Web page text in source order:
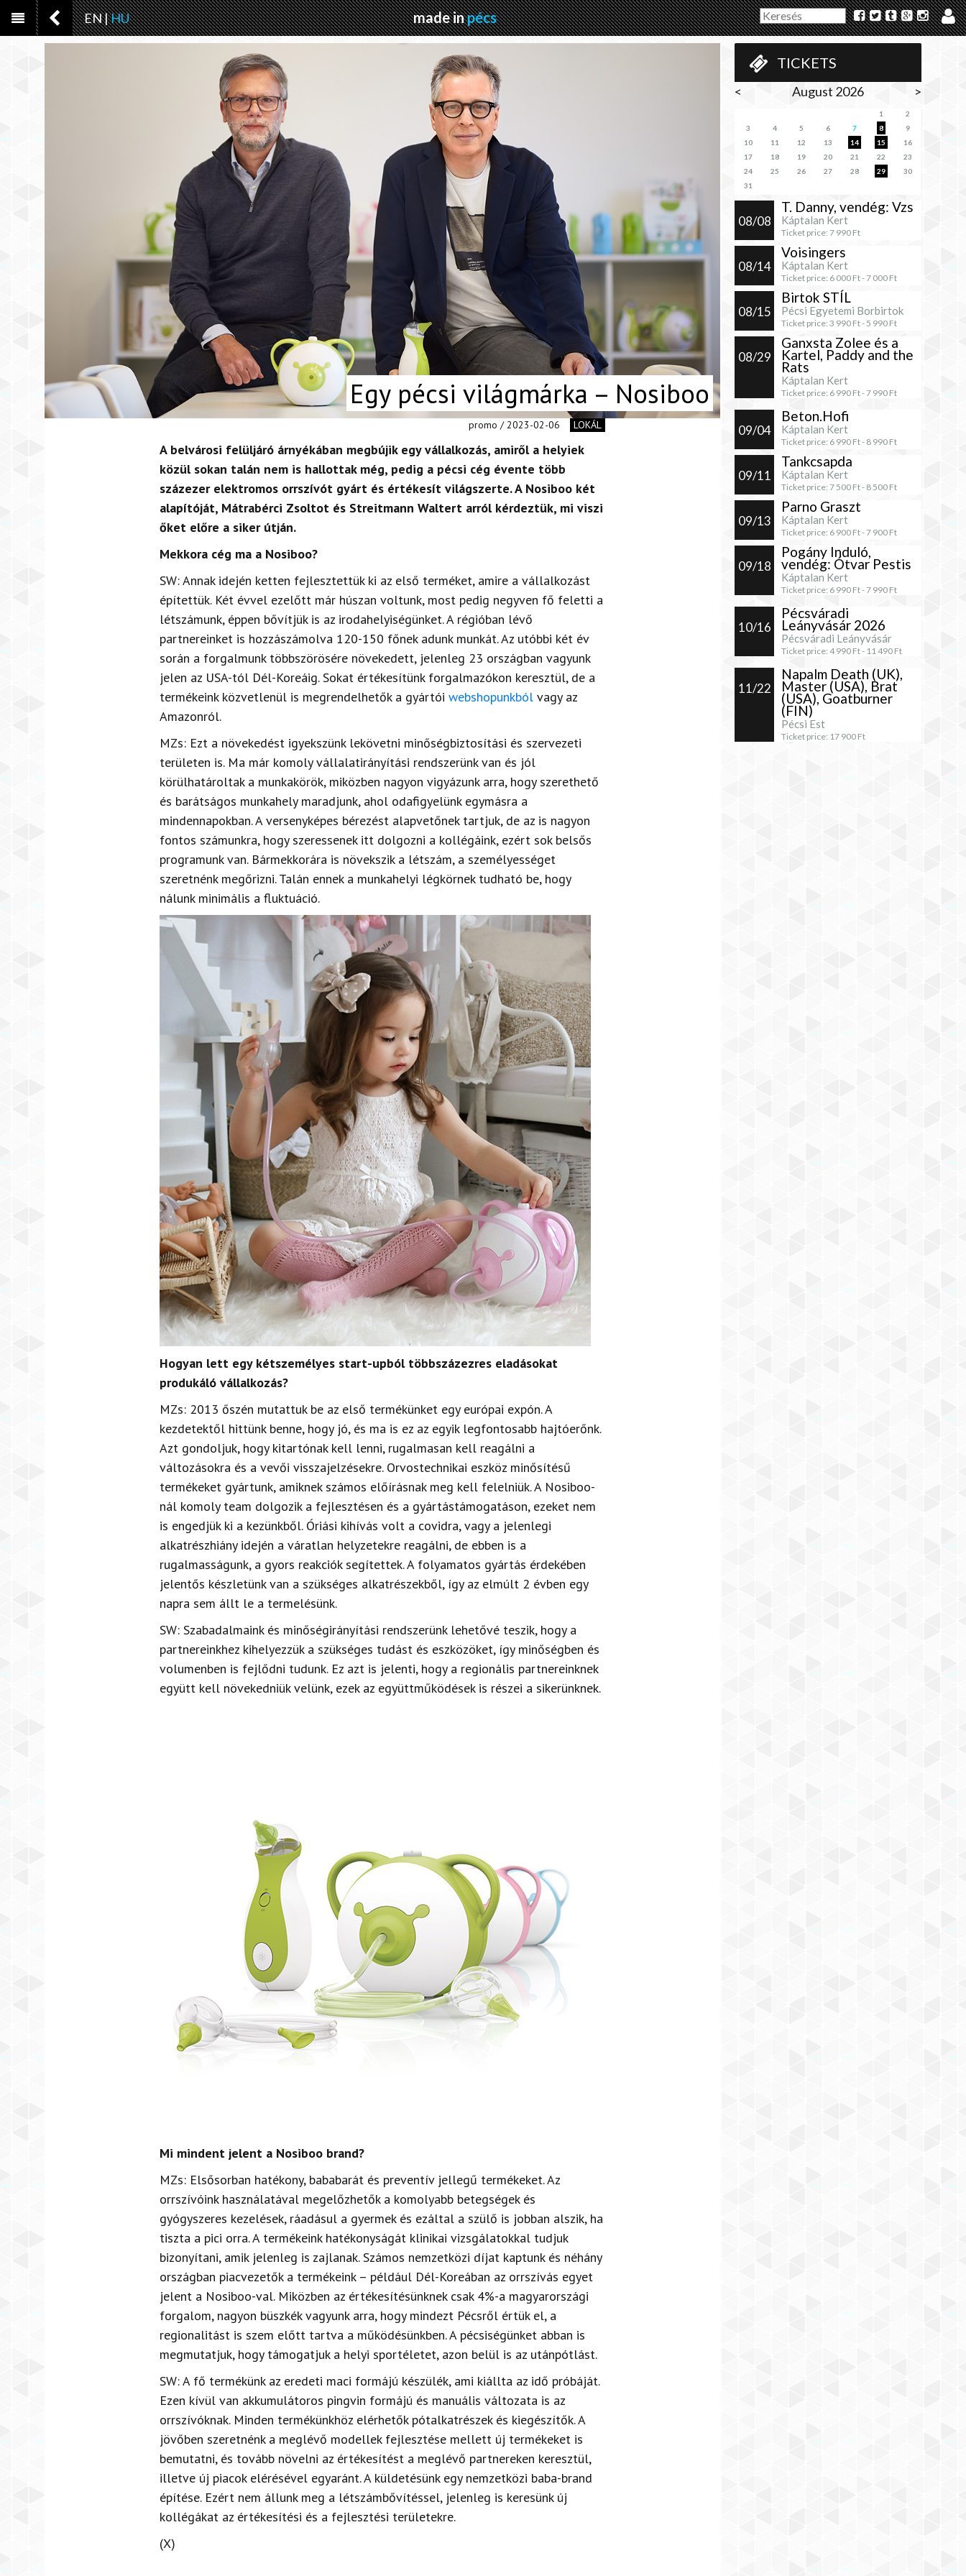
EN|HU made inpécs
TICKETS
< August 2026 >
1
2
3
4 5 6 7 8
9
10
11 12 13 14 15
16
17
18 19 20 21 22
23
24
25 26 27 28 29
30
31
08/08
T. Danny, vendég: Vzs
Káptalan Kert
Ticket price: 7 990 Ft
08/14
Voisingers
Káptalan Kert
Ticket price: 6 000 Ft -7 000 Ft
08/15
Birtok STÍL
Pécsi Egyetemi Borbirtok
Ticket price: 3 990 Ft - 5 990 Ft
08/29
Ganxsta Zolee és a
Kartel, Paddy and the
Rats
Káptalan Kert
Ticket price: 6 990 Ft -7 990 Ft
09/04
Beton.Hofi
Káptalan Kert
Ticket price: 6 990 Ft - 8 990 Ft
09/11
Tankcsapda
Káptalan Kert
Ticket price: 7 500 Ft - 8 500 Ft
09/13
Parno Graszt
Káptalan Kert
Ticket price: 6 900 Ft -7 900 Ft
09/18
Pogány Induló,
vendég: Ótvar Pestis
Káptalan Kert
Ticket price: 6 990 Ft -7 990 Ft
10/16
Pécsváradi
Leányvásár 2026
Pécsváradi Leányvásár
Ticket price: 4 990 Ft - 11 490 Ft
11/22
Napalm Death (UK),
Master (USA), Brat
(USA), Goatburner
(FIN)
Pécsi Est
Ticket price: 17 900 Ft
Egy pécsi világmárka – Nosiboo
promo / 2023-02-06 LOKÁL
A belvárosi felüljáró árnyékában megbújik egy vállalkozás, amiről a helyiek
közül sokan talán nem is hallottak még, pedig a pécsi cég évente több
százezer elektromos orrszívót gyárt és értékesít világszerte. A Nosiboo két
alapítóját, Mátrabérci Zsoltot és Streitmann Waltert arról kérdeztük, mi viszi
őket előre a siker útján.
Mekkora cég ma a Nosiboo?
SW: Annak idején ketten fejlesztettük ki az első terméket, amire a vállalkozást
építettük. Két évvel ezelőtt már húszan voltunk, most pedig negyven fő feletti a
létszámunk, éppen bővítjük is az irodahelyiségünket. A régióban lévő
partnereinket is hozzászámolva 120-150 főnek adunk munkát. Az utóbbi két év
során a forgalmunk többszörösére növekedett, jelenleg 23 országban vagyunk
jelen az USA-tól Dél-Koreáig. Sokat értékesítünk forgalmazókon keresztül, de a
termékeink közvetlenül is megrendelhetők a gyártói webshopunkból vagy az
Amazonról.
MZs: Ezt a növekedést igyekszünk lekövetni minőségbiztosítási és szervezeti
területen is. Ma már komoly vállalatirányítási rendszerünk van és jól
körülhatároltak a munkakörök, miközben nagyon vigyázunk arra, hogy szerethető
és barátságos munkahely maradjunk, ahol odafigyelünk egymásra a
mindennapokban. A versenyképes bérezést alapvetőnek tartjuk, de az is nagyon
fontos számunkra, hogy szeressenek itt dolgozni a kollégáink, ezért sok belsős
programunk van. Bármekkorára is növekszik a létszám, a személyességet
szeretnénk megőrizni. Talán ennek a munkahelyi légkörnek tudható be, hogy
nálunk minimális a fluktuáció.
Hogyan lett egy kétszemélyes start-upból többszázezres eladásokat
produkáló vállalkozás?
MZs: 2013 őszén mutattuk be az első termékünket egy európai expón. A
kezdetektől hittünk benne, hogy jó, és ma is ez az egyik legfontosabb hajtóerőnk.
Azt gondoljuk, hogy kitartónak kell lenni, rugalmasan kell reagálni a
változásokra és a vevői visszajelzésekre. Orvostechnikai eszköz minősítésű
termékeket gyártunk, amiknek számos előírásnak meg kell felelniük. A Nosiboo-
nál komoly team dolgozik a fejlesztésen és a gyártástámogatáson, ezeket nem
is engedjük ki a kezünkből. Óriási kihívás volt a covidra,vagy a jelenlegi
alkatrészhiány idején a váratlan helyzetekre reagálni, de ebben is a
rugalmasságunk, a gyors reakciók segítettek.A folyamatos gyártás érdekében
jelentős készletünk van a szükséges alkatrészekből, így az elmúlt 2 évben egy
napra sem állt le a termelésünk.
SW: Szabadalmaink és minőségirányítási rendszerünk lehetővé teszik, hogy a
partnereinkhez kihelyezzük a szükséges tudást és eszközöket, így minőségben és
volumenben is fejlődni tudunk. Ez azt is jelenti, hogy a regionális partnereinknek
együtt kell növekedniük velünk, ezek az együttműködések is részei a sikerünknek.
Mi mindent jelent a Nosiboo brand?
MZs: Elsősorban hatékony, bababarát és preventív jellegű termékeket. Az
orrszívóink használatával megelőzhetők a komolyabb betegségek és
gyógyszeres kezelések, ráadásul a gyermek és ezáltal a szülő is jobban alszik, ha
tiszta a pici orra.A termékeink hatékonyságát klinikai vizsgálatokkal tudjuk
bizonyítani, amik jelenleg is zajlanak. Számos nemzetközi díjat kaptunk és néhány
országban piacvezetők a termékeink – például Dél-Koreában az orrszívás egyet
jelent a Nosiboo-val. Miközben az értékesítésünknek csak 4%-a magyarországi
forgalom, nagyon büszkék vagyunk arra, hogy mindezt Pécsről értük el, a
regionalitást is szem előtt tartva a működésünkben. A pécsiségünket abban is
megmutatjuk, hogy támogatjuk a helyi sportéletet, azon belül is az utánpótlást.
SW: A fő termékünk az eredeti maci formájú készülék, ami kiállta az idő próbáját.
Ezen kívül van akkumulátoros pingvin formájú és manuális változata is az
orrszívóknak. Minden termékünkhöz elérhetők pótalkatrészek és kiegészítők. A
jövőben szeretnénk a meglévő modellek fejlesztése mellett új termékeket is
bemutatni, és tovább növelni az értékesítést a meglévő partnereken keresztül,
illetve új piacok elérésével egyaránt. A küldetésünk egy nemzetközi baba-brand
építése. Ezért nem állunk meg a létszámbővítéssel, jelenleg is keresünk új
kollégákat az értékesítési és a fejlesztési területekre.
(X)